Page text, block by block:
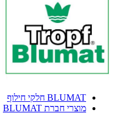
BLUMAT חלקי חילוף
מוצרי חברת BLUMAT